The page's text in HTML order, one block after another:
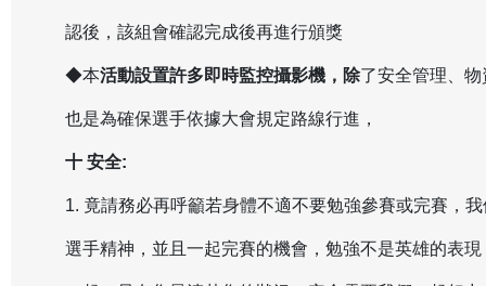
認後，該組會確認完成後再進行頒獎
◆本活動設置許多即時監控攝影機，除了安全管理、
也是為確保選手依據大會規定路線行進，
十 安全:
1. 竟請務必再呼籲若身體不適不要勉強參賽或完賽，
選手精神，並且一起完賽的機會，勉強不是英雄的表